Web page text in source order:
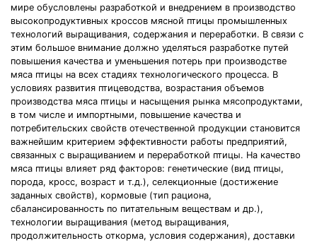
мире обусловлены разработкой и внедрением в производство
высокопродуктивных кроссов мясной птицы промышленных
технологий выращивания, содержания и переработки. В связи с
этим большое внимание должно уделяться разработке путей
повышения качества и уменьшения потерь при производстве
мяса птицы на всех стадиях технологического процесса. В
условиях развития птицеводства, возрастания объемов
производства мяса птицы и насыщения рынка мясопродуктами,
в том числе и импортными, повышение качества и
потребительских свойств отечественной продукции становится
важнейшим критерием эффективности работы предприятий,
связанных с выращиванием и переработкой птицы. На качество
мяса птицы влияет ряд факторов: генетические (вид птицы,
порода, кросс, возраст и т.д.), селекционные (достижение
заданных свойств), кормовые (тип рациона,
сбалансированность по питательным веществам и др.),
технологии выращивания (метод выращивания,
продолжительность откорма, условия содержания), доставки